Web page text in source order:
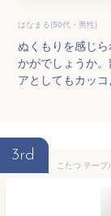
はなまる(50代・男性)
ぬくもりを感じ
かがでしょうか
アとしてもカッコ
3rd